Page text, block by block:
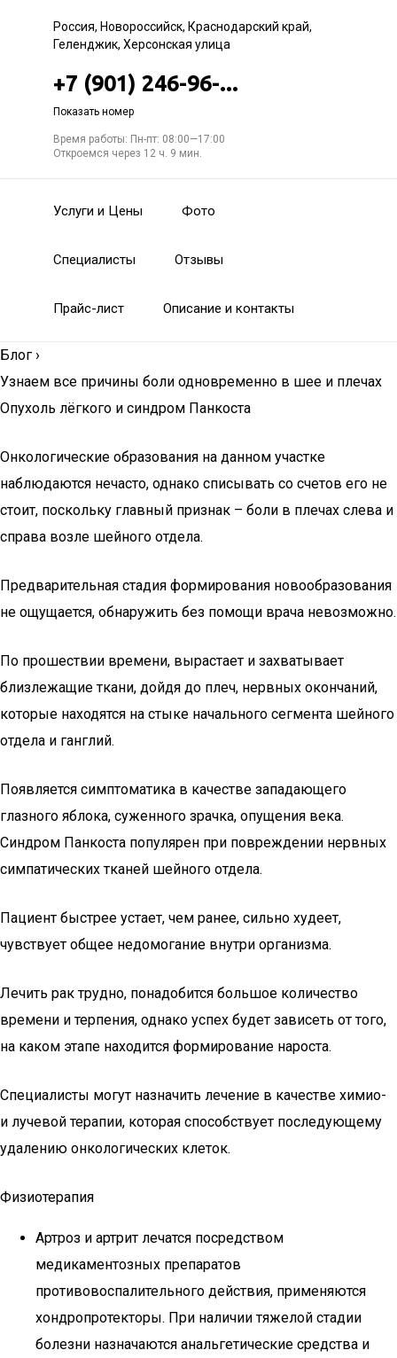
Россия, Новороссийск, Краснодарский край,
Геленджик, Херсонская улица
+7 (901) 246-96-...
Показать номер
Время работы: Пн-пт: 08:00—17:00
Откроемся через 12 ч. 9 мин.
Услуги и Цены Фото
Специалисты Отзывы
Прайс-лист Описание и контакты
Блог ›
Узнаем все причины боли одновременно в шее и плечах
Опухоль лёгкого и синдром Панкоста
Онкологические образования на данном участке
наблюдаются нечасто, однако списывать со счетов его не
стоит, поскольку главный признак – боли в плечах слева и
справа возле шейного отдела.
Предварительная стадия формирования новообразования
не ощущается, обнаружить без помощи врача невозможно.
По прошествии времени, вырастает и захватывает
близлежащие ткани, дойдя до плеч, нервных окончаний,
которые находятся на стыке начального сегмента шейного
отдела и ганглий.
Появляется симптоматика в качестве западающего
глазного яблока, суженного зрачка, опущения века.
Синдром Панкоста популярен при повреждении нервных
симпатических тканей шейного отдела.
Пациент быстрее устает, чем ранее, сильно худеет,
чувствует общее недомогание внутри организма.
Лечить рак трудно, понадобится большое количество
времени и терпения, однако успех будет зависеть от того,
на каком этапе находится формирование нароста.
Специалисты могут назначить лечение в качестве химио-
и лучевой терапии, которая способствует последующему
удалению онкологических клеток.
Физиотерапия
Артроз и артрит лечатся посредством
медикаментозных препаратов
противовоспалительного действия, применяются
хондропротекторы. При наличии тяжелой стадии
болезни назначаются анальгетические средства и